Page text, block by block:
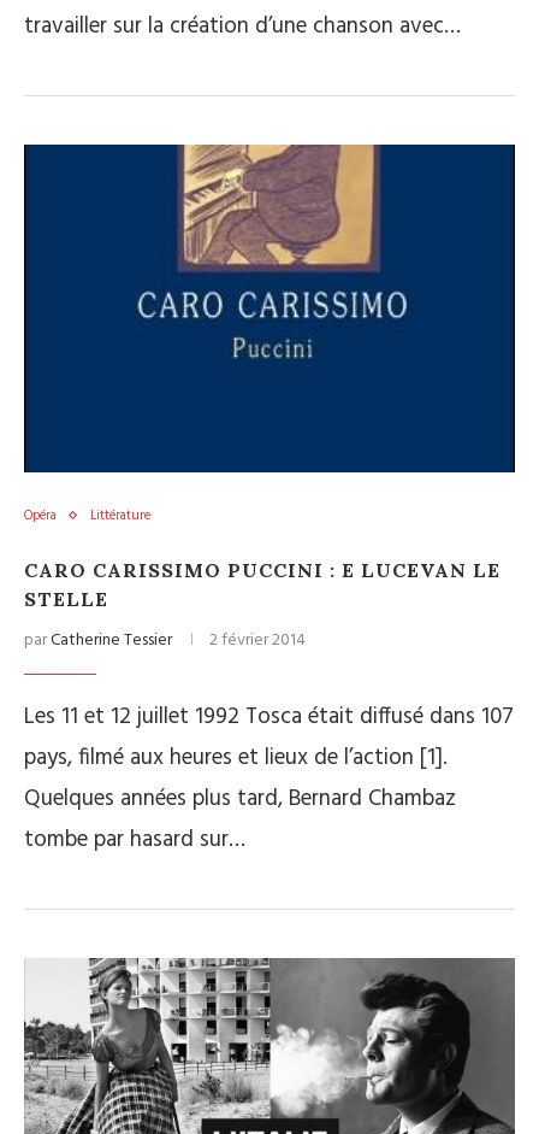
travailler sur la création d’une chanson avec…
Opéra Littérature
CARO CARISSIMO PUCCINI : E LUCEVAN LE
STELLE
parCatherine Tessier 2 février 2014
Les 11 et 12 juillet 1992 Tosca était diffusé dans 107
pays, filmé aux heures et lieux de l’action [1].
Quelques années plus tard, Bernard Chambaz
tombe par hasard sur…